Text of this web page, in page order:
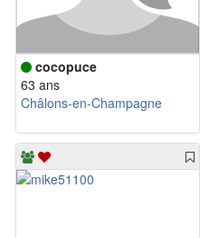
cocopuce
63 ans
Châlons-en-Champagne